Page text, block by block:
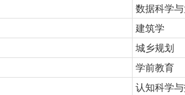
数据科学
建筑学
城乡规划
学前教育
认知科学